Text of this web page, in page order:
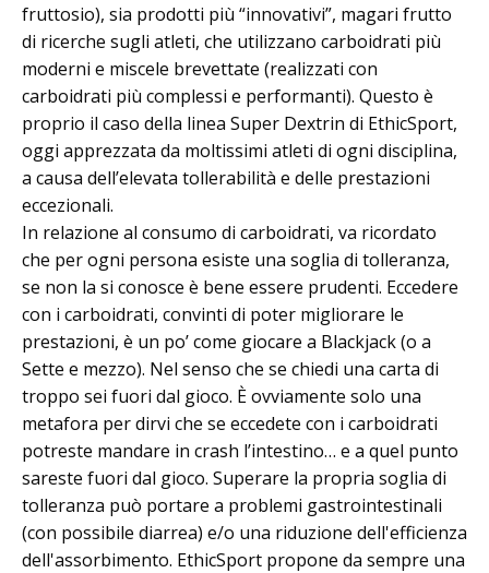
fruttosio), sia prodotti più “innovativi”, magari frutto
di ricerche sugli atleti, che utilizzano carboidrati più
moderni e miscele brevettate (realizzati con
carboidrati più complessi e performanti). Questo è
proprio il caso della linea Super Dextrin di EthicSport,
oggi apprezzata da moltissimi atleti di ogni disciplina,
a causa dell’elevata tollerabilità e delle prestazioni
eccezionali.
In relazione al consumo di carboidrati, va ricordato
che per ogni persona esiste una soglia di tolleranza,
se non la si conosce è bene essere prudenti. Eccedere
con i carboidrati, convinti di poter migliorare le
prestazioni, è un po’ come giocare a Blackjack (o a
Sette e mezzo). Nel senso che se chiedi una carta di
troppo sei fuori dal gioco. È ovviamente solo una
metafora per dirvi che se eccedete con i carboidrati
potreste mandare in crash l’intestino… e a quel punto
sareste fuori dal gioco. Superare la propria soglia di
tolleranza può portare a problemi gastrointestinali
(con possibile diarrea) e/o una riduzione dell'efficienza
dell'assorbimento. EthicSport propone da sempre una